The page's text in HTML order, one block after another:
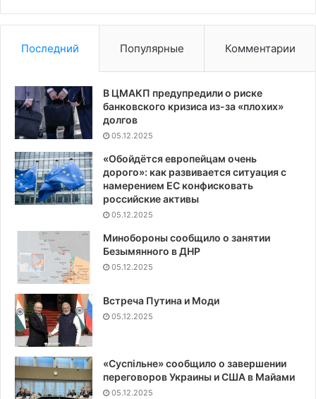
Последний Популярные Комментарии
В ЦМАКП предупредили о риске
банковского кризиса из-за «плохих»
долгов
05.12.2025
«Обойдётся европейцам очень
дорого»: как развивается ситуация с
намерением ЕС конфисковать
российские активы
05.12.2025
Минобороны сообщило о занятии
Безымянного в ДНР
05.12.2025
Встреча Путина и Моди
05.12.2025
«Суспiльне» сообщило о завершении
переговоров Украины и США в Майами
05.12.2025